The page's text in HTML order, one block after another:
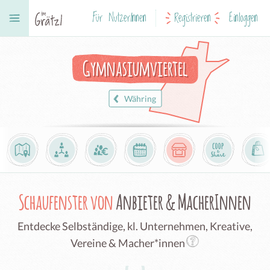
Für NutzerInnen Registrieren Einloggen
Gymnasiumviertel
Währing
Schaufenster vonAnbieter & MacherInnen
Entdecke Selbständige, kl. Unternehmen, Kreative,
Vereine & Macher*innen